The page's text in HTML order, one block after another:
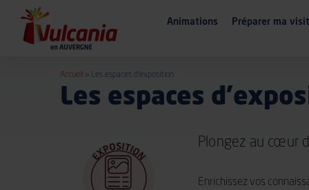
Animations Préparerma
Accueil » Les espaces d’exposition
Les espaces
Plongez au cœur
Enrichissez vos